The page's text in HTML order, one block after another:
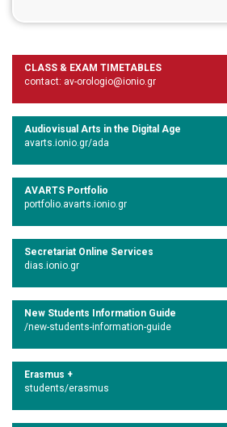
CLASS & EXAM TIMETABLES
contact: av-orologio@ionio.gr
Audiovisual Arts in the Digital Age
avarts.ionio.gr/ada
AVARTS Portfolio
portfolio.avarts.ionio.gr
Secretariat Online Services
dias.ionio.gr
New Students Information Guide
/new-students-information-guide
Erasmus +
students/erasmus